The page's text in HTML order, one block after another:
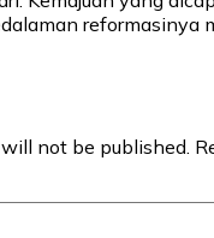
reformasinya
not be published.